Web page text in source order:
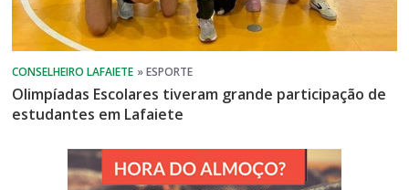
Olimpíadas Escolares tiveram grande participação de
estudantes em Lafaiete